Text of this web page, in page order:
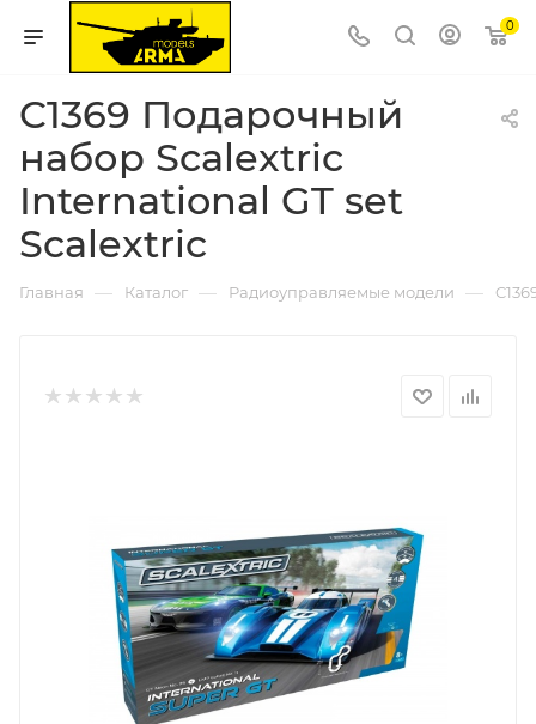
0
C1369 Подарочный
набор Scalextric
International GT set
Scalextric
Главная — Каталог — Радиоуправляемые модели —